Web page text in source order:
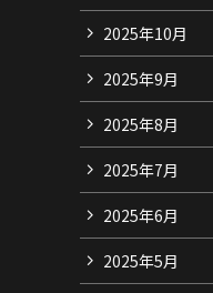
2025年10月
2025年9月
2025年8月
2025年7月
2025年6月
2025年5月